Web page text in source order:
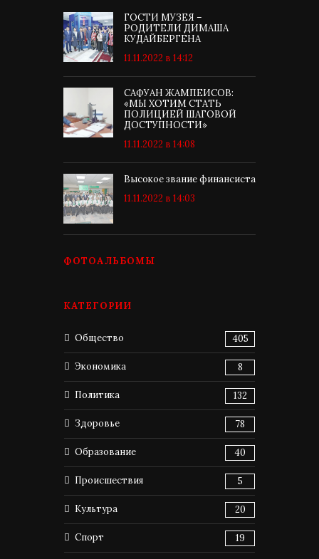
ГОСТИ МУЗЕЯ –
РОДИТЕЛИ ДИМАША
КУДАЙБЕРГЕНА
11.11.2022 в 14:12
САФУАН ЖАМПЕИСОВ:
«МЫ ХОТИМ СТАТЬ
ПОЛИЦИЕЙ ШАГОВОЙ
ДОСТУПНОСТИ»
11.11.2022 в 14:08
Высокое звание финансиста
11.11.2022 в 14:03
ФОТОАЛЬБОМЫ
КАТЕГОРИИ
Общество 405
Экономика 8
Политика 132
Здоровье 78
Образование 40
Происшествия 5
Культура 20
Спорт 19